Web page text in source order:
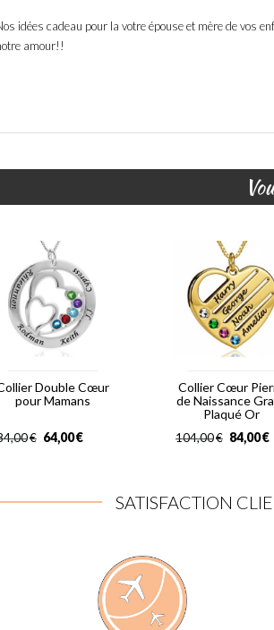
idées cadeau pour la votre épouse et mère de vos
amour!!
Double Cœur
pour Mamans
€ €
64,00
Collier Cœur
de Naissance
Plaqué Or
€
104,00 €
84,00
SATISFACTION